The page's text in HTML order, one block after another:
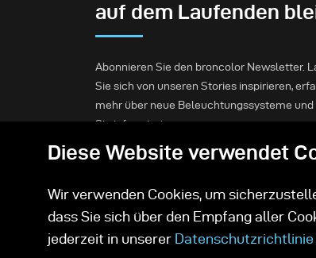
auf dem Laufenden
Abonnieren Sie den broncolor Newsletter.
Sie sich von unseren Stories inspirieren,
mehr über neue Beleuchtungssysteme und
Sie informiert.
Diese Website verwendet
Wir verwenden Cookies, um
dass Sie sich über den Empfang aller
jederzeit in unserer Datenschutzrichtlinie